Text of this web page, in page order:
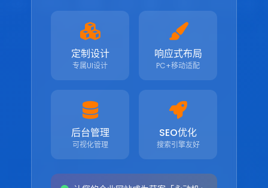
定制设计
专属UI设计
响应式布局
PC+移动适配
后台管理
可视化管理
SEO优化
搜索引擎友好